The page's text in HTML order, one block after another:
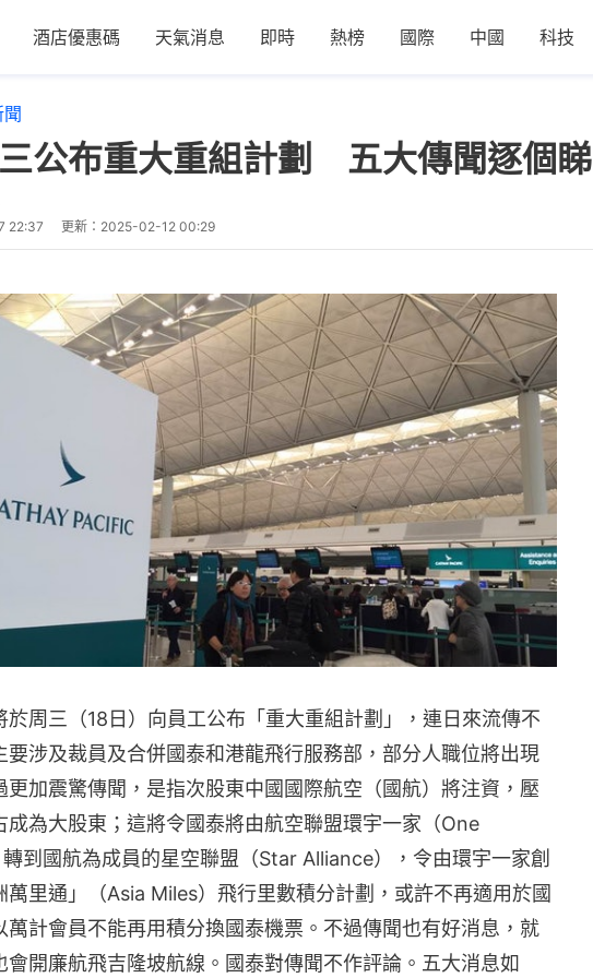
酒店優惠碼 天氣消息 即時 熱榜 國際 中國 科技
公布重大重組計劃 五大傳聞逐個睇
22:37 更新： 2025-02-12 00:29
於周三（18日）向員工公布「重大重組計劃」，連日來流傳不
要涉及裁員及合併國泰和港龍飛行服務部，部分人職位將出現
更加震驚傳聞，是指次股東中國國際航空（國航）將注資，壓
成為大股東；這將令國泰將由航空聯盟環宇一家（One
到國航為成員的星空聯盟（Star Alliance），令由環宇一家創
萬里通」（Asia Miles）飛行里數積分計劃，或許不再適用於國
萬計會員不能再用積分換國泰機票。不過傳聞也有好消息，就
會開廉航飛吉隆坡航線。國泰對傳聞不作評論。五大消息如